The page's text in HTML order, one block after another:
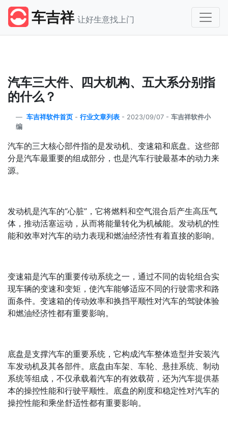
车吉祥 让好生意找上门
汽车三大件、四大机构、五大系分别指
的什么？
车吉祥软件首页 - 行业文章列表 - 2023/09/07 - 车吉祥软件小
编
汽车的三大核心部件指的是发动机、变速箱和底盘。这些部
分是汽车最重要的组成部分，也是汽车行驶最基本的动力来
源。
发动机是汽车的“心脏”，它将燃料和空气混合后产生高压气
体，推动活塞运动，从而将能量转化为机械能。发动机的性
能和效率对汽车的动力表现和燃油经济性有着直接的影响。
变速箱是汽车的重要传动系统之一，通过不同的齿轮组合实
现车辆的变速和变矩，使汽车能够适应不同的行驶需求和路
面条件。变速箱的传动效率和换挡平顺性对汽车的驾驶体验
和燃油经济性都有重要影响。
底盘是支撑汽车的重要系统，它构成汽车整体造型并安装汽
车发动机及其各部件。底盘由车架、车轮、悬挂系统、制动
系统等组成，不仅承载着汽车的有效载荷，还为汽车提供基
本的操控性能和行驶平顺性。底盘的刚度和稳定性对汽车的
操控性能和乘坐舒适性都有重要影响。